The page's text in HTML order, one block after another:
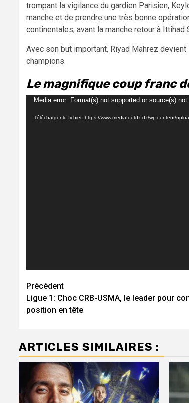
trompant la vigilance du gardien Parisien,
manche et de prendre une très bonne
continentales, avant la manche retour à Ittihad
Avec son but important, Riyad Mahrez
champions.
Le magnifique coup franc
Lecteur
Media error: Format(s) not supported or source(s) not
Télécharger le fichier: https://www.mediafootdz.dz/wp-content/
Navigation
d’article
Précédent
Ligue 1: Choc CRB-USMA, le leader pour
position en tête
ARTICLES SIMILAIRES :